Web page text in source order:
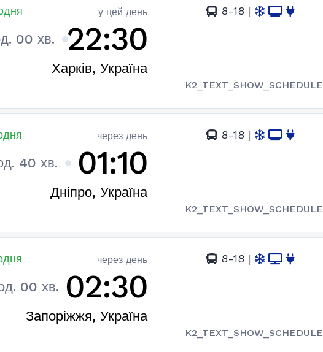
у цей день
00 хв. 22:30
Харків, Україна
8-18 |
K2_TEXT_SHOW_SCHEDULE
через день
40 хв. 01:10
Дніпро, Україна
8-18 |
K2_TEXT_SHOW_SCHEDULE
через день
00 хв. 02:30
Запоріжжя, Україна
8-18 |
K2_TEXT_SHOW_SCHEDULE